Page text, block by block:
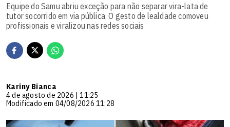
Equipe do Samu abriu exceção para não separar vira-lata de
tutor socorrido em via pública. O gesto de lealdade comoveu
profissionais e viralizou nas redes sociais
Kariny Bianca
4 de agosto de 2026 | 11:25
Modificado em 04/08/2026 11:28